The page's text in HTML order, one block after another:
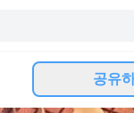
공유